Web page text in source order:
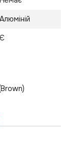
Алюміній
Є